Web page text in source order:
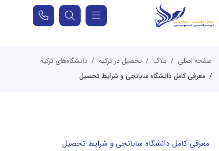
صفحه اصلی بلاگ تحصیل در ترکیه
دانشگاه‌های ترکیه
معرفی کامل دانشگاه سابانجی و شرایط تحصیل
معرفی کامل دانشگاه سابانجی و شرایط تحصیل